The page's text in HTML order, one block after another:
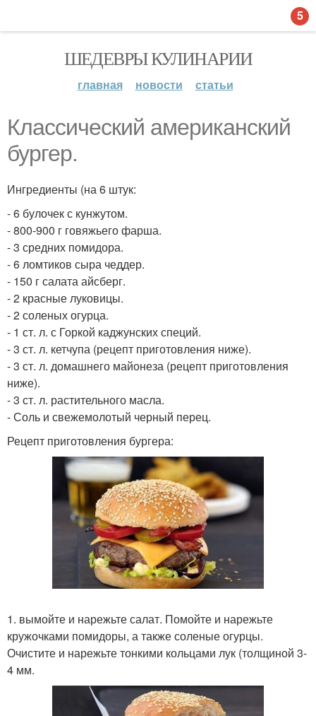
ШЕДЕВРЫ КУЛИНАРИИ
главная новости статьи
Классический американский
бургер.
Ингредиенты (на 6 штук:
- 6 булочек с кунжутом.
- 800-900 г говяжьего фарша.
- 3 средних помидора.
- 6 ломтиков сыра чеддер.
- 150 г салата айсберг.
- 2 красные луковицы.
- 2 соленых огурца.
- 1 ст. л. с Горкой каджунских специй.
- 3 ст. л. кетчупа (рецепт приготовления ниже).
- 3 ст. л. домашнего майонеза (рецепт приготовления
ниже).
- 3 ст. л. растительного масла.
- Соль и свежемолотый черный перец.
Рецепт приготовления бургера:
1. вымойте и нарежьте салат. Помойте и нарежьте
кружочками помидоры, а также соленые огурцы.
Очистите и нарежьте тонкими кольцами лук (толщиной 3-
4 мм.
5